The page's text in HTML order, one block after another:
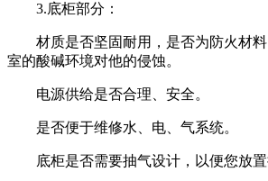
3.底柜部分：
材质是否坚固耐用，是否为防火材料
室的酸碱环境对他的侵蚀。
电源供给是否合理、安全。
是否便于维修水、电、气系统。
底柜是否需要抽气设计，以便您放置